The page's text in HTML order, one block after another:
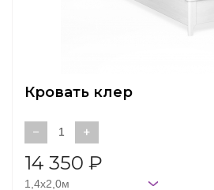
Кровать клер
− +
14 350 ₽